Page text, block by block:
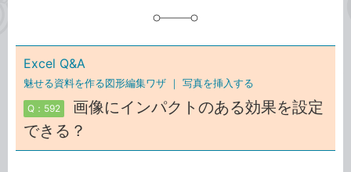
Excel Q&A
魅せる資料を作る図形編集ワザ ｜ 写真を挿入する
Q：592
画像にインパクトのある効果を設定
できる？